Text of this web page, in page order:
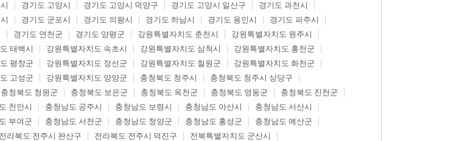
경기도 고양시 경기도 고양시 덕양구 경기도 고양시 일산구
경기도 과천시
경기도 군포시 경기도 의왕시 경기도 하남시 경기도 용인시
경기도 파주시
경기도 연천군 경기도 양평군 강원특별자치도 춘천시
강원특별자치도 원주시
태백시 강원특별자치도 속초시 강원특별자치도 삼척시
강원특별자치도 홍천군
평창군 강원특별자치도 정선군 강원특별자치도 철원군
강원특별자치도 화천군
고성군 강원특별자치도 양양군 충청북도 청주시
충청북도 청주시 상당구
충청북도 청원군 충청북도 보은군 충청북도 옥천군 충청북도 영동군
충청북도 진천군
천안시 충청남도 공주시 충청남도 보령시 충청남도 아산시
충청남도 서산시
부여군 충청남도 서천군 충청남도 청양군 충청남도 홍성군
충청남도 예산군
전라북도 전주시 완산구 전라북도 전주시 덕진구
전북특별자치도 군산시